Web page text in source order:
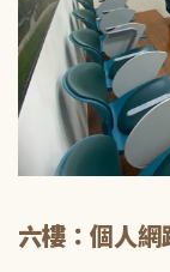
六樓：個人